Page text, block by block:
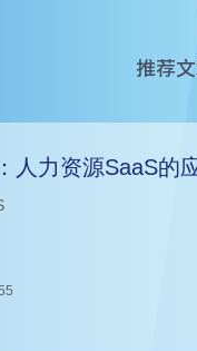
推荐
人力资源SaaS的